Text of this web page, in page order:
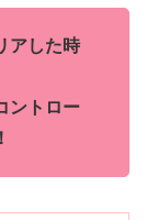
アした時
ントロー